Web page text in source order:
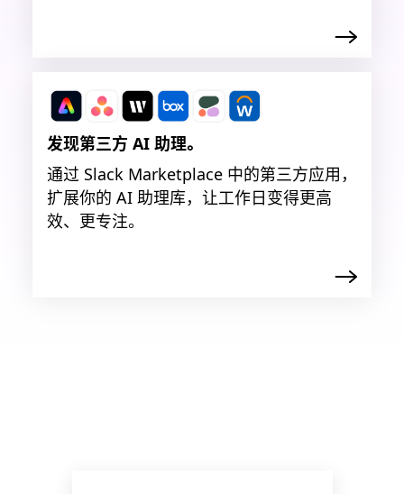
发现第三方 AI 助理。
通过 Slack Marketplace 中的第三方应用，
扩展你的 AI 助理库，让工作日变得更高
效、更专注。